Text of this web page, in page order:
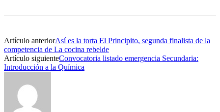
Artículo anteriorAsí es la torta El Principito, segunda finalista de la
competencia de La cocina rebelde
Artículo siguienteConvocatoria listado emergencia Secundaria:
Introducción a la Química